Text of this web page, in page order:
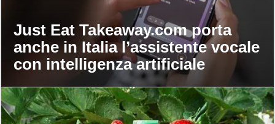
Just Eat Takeaway.com porta
anche in Italia l’assistente vocale
con intelligenza artificiale